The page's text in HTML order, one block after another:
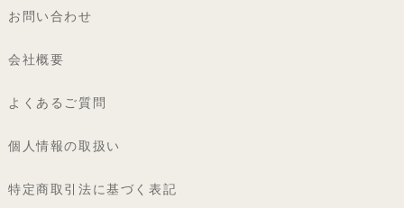
お問い合わせ
会社概要
よくあるご質問
個人情報の取扱い
特定商取引法に基づく表記